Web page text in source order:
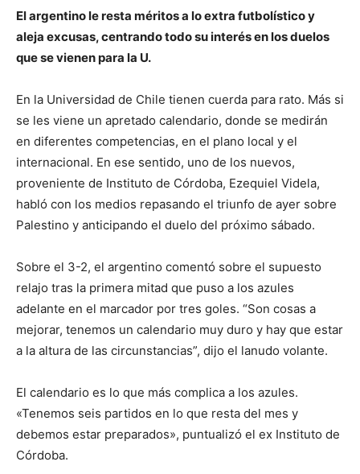
El argentino le resta méritos a lo extra futbolístico y
aleja excusas, centrando todo su interés en los duelos
que se vienen para la U.
En la Universidad de Chile tienen cuerda para rato. Más si
se les viene un apretado calendario, donde se medirán
en diferentes competencias, en el plano local y el
internacional. En ese sentido, uno de los nuevos,
proveniente de Instituto de Córdoba, Ezequiel Videla,
habló con los medios repasando el triunfo de ayer sobre
Palestino y anticipando el duelo del próximo sábado.
Sobre el 3-2, el argentino comentó sobre el supuesto
relajo tras la primera mitad que puso a los azules
adelante en el marcador por tres goles. “Son cosas a
mejorar, tenemos un calendario muy duro y hay que estar
a la altura de las circunstancias”, dijo el lanudo volante.
El calendario es lo que más complica a los azules.
«Tenemos seis partidos en lo que resta del mes y
debemos estar preparados», puntualizó el ex Instituto de
Córdoba.